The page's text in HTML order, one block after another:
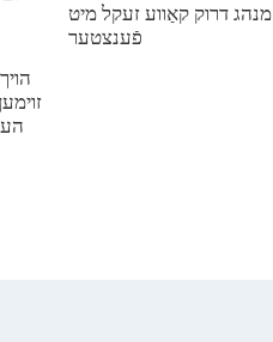
מנהג דרוק קאַווע זעקל מיט
פֿענצטער